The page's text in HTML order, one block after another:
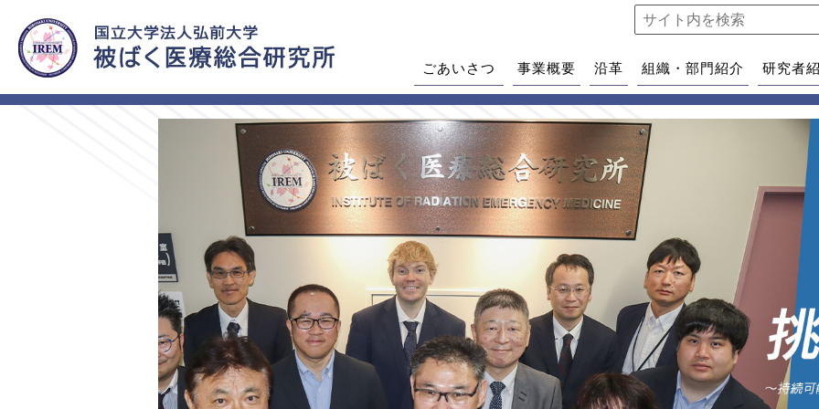
ごあいさつ 事業概要 沿革 組織・部門紹介 研究者